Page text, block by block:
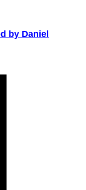
by Daniel